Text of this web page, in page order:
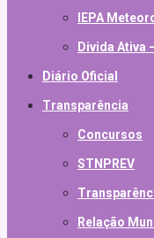
IEPA
Divida Ativa
Diário Oficial
Transparência
Concursos
STNPREV
Relação